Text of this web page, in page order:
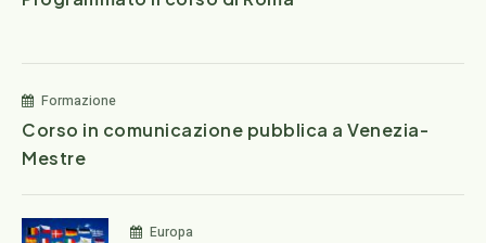
Formazione
Corso in comunicazione pubblica a Venezia-
Mestre
Europa